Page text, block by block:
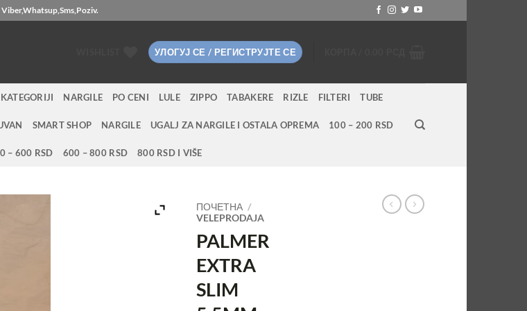
Viber,Whatsup,Sms,Poziv.
УЛОГУЈ СЕ / РЕГИСТРУЈТЕ СЕ
NARGILE PO CENI LULE ZIPPO TABAKERE RIZLE FILTERI TUBE
SMART SHOP NARGILE UGALJ ZA NARGILE I OSTALA OPREMA 100 – 200 RSD
– 600 RSD 600 – 800 RSD 800 RSD I VIŠE
ПОЧЕТНА /
VELEPRODAJA
PALMER
EXTRA
SLIM